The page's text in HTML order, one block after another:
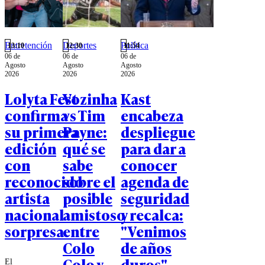
Entretención
13:10
06 de
Agosto
2026
Lolyta Fest
confirma
su primera
edición
con
reconocido
artista
nacional
sorpresa
El
Deportes
12:30
06 de
Agosto
2026
Vozinha
vs Tim
Payne:
qué se
sabe
sobre el
posible
amistoso
entre
Colo
Política
11:54
06 de
Agosto
2026
Kast
encabeza
despliegue
para dar a
conocer
agenda de
seguridad
y recalca:
"Venimos
de años